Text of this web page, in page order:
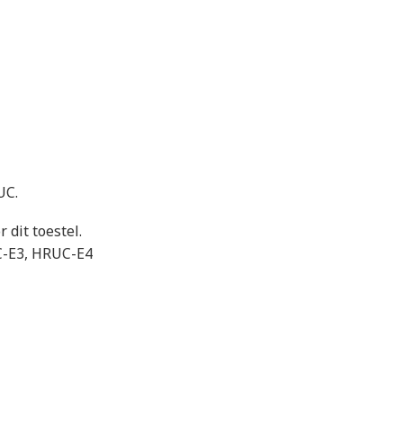
dit toestel.
HRUC-E4